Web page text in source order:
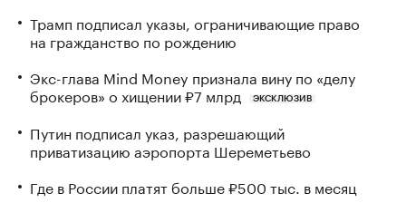
Трамп подписал указы, ограничивающие право
на гражданство по рождению
Экс-глава Mind Money признала вину по «делу
брокеров» о хищении ₽7 млрд
ЭКСКЛЮЗИВ
Путин подписал указ, разрешающий
приватизацию аэропорта Шереметьево
Где в России платят больше ₽500 тыс. в месяц